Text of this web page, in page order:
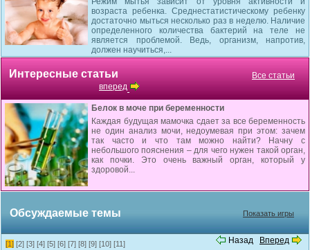
возраста ребенка. Среднестатистическому ребенку
достаточно мыться несколько раз в неделю. Наличие
определенного количества бактерий на теле не
является проблемой. Ведь, организм, напротив,
должен научиться,...
Интересные статьи
вперед
Все статьи
Белок в моче при беременности
Каждая будущая мамочка сдает за все беременность
не один анализ мочи, недоумевая при этом: зачем
так часто и что там можно найти? Начну с
небольшого пояснения – для чего нужен такой орган,
как почки. Это очень важный орган, который у
здоровой...
Обсуждаемые темы Показать игры
Назад Вперед
[1] [2] [3] [4] [5] [6] [7] [8] [9] [10] [11]